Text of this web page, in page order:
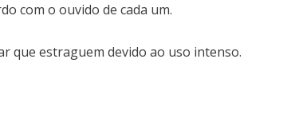
com o ouvido de cada um.
que estraguem devido ao uso intenso.